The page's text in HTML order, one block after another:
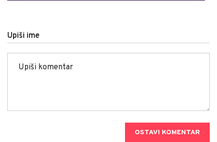
Upiši ime
OSTAVI KOMENTAR